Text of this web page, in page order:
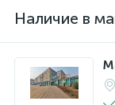
Наличие в